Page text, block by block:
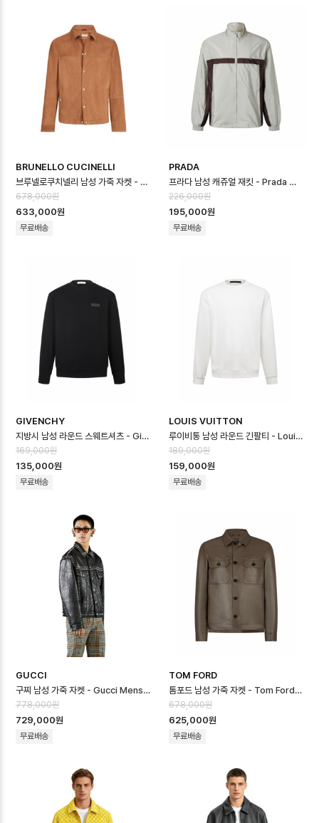
BRUNELLO CUCINELLI
브루넬로쿠치넬리 남성 가죽 자켓 - Brunello Cucinelli Mens Polo J…
678,000원
633,000원
무료배송
PRADA
프라다 남성 캐쥬얼 재킷 - Prada Mens Casual Jacket - prc1673…
226,000원
195,000원
무료배송
GIVENCHY
지방시 남성 라운드 스웨트셔츠 - Givenchy Mens Round Sweatshirt …
169,000원
135,000원
무료배송
LOUIS VUITTON
루이비통 남성 라운드 긴팔티 - Louis vuitton Mens Round Tshirt …
189,000원
159,000원
무료배송
GUCCI
구찌 남성 가죽 자켓 - Gucci Mens Leather Jacket - guc16734…
778,000원
729,000원
무료배송
TOM FORD
톰포드 남성 가죽 자켓 - Tom Ford Mens Leather Jacket - toc1…
678,000원
625,000원
무료배송